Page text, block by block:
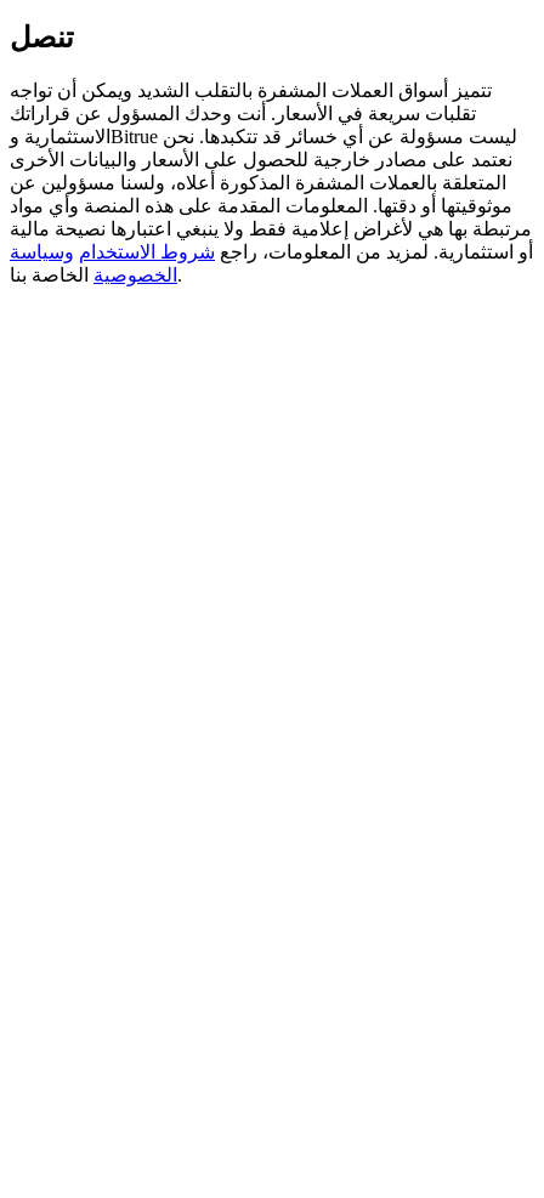
Register & Trade to Win 500,000 USDT
Precious Metals Trading Carnival
Trade Gold & Silver · 33,333 USDT Bonus
USDT New User Exclusive 10% APR
تنصل
تتميز أسواق العملات المشفرة بالتقلب الشديد ويمكن أن تواجه
تقلبات سريعة في الأسعار. أنت وحدك المسؤول عن قراراتك
الاستثمارية وBitrue ليست مسؤولة عن أي خسائر قد تتكبدها. نحن
نعتمد على مصادر خارجية للحصول على الأسعار والبيانات الأخرى
المتعلقة بالعملات المشفرة المذكورة أعلاه، ولسنا مسؤولين عن
موثوقيتها أو دقتها. المعلومات المقدمة على هذه المنصة وأي مواد
مرتبطة بها هي لأغراض إعلامية فقط ولا ينبغي اعتبارها نصيحة مالية
أو استثمارية. لمزيد من المعلومات، راجع شروط الاستخدام وسياسة
الخصوصية الخاصة بنا.